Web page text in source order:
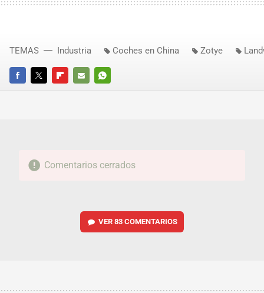
FACEBOOKTWITTERFLIPBOARD
E-
WHATSAPP
TEMAS Industria Coches en China Zotye
Comentarios cerrados
VER 83 COMENTARIOS